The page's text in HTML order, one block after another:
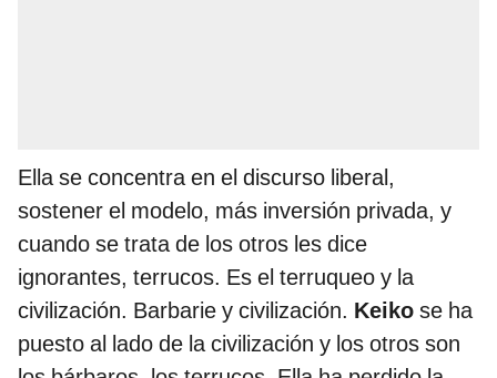
Ella se concentra en el discurso liberal,
sostener el modelo, más inversión privada, y
cuando se trata de los otros les dice
ignorantes, terrucos. Es el terruqueo y la
civilización. Barbarie y civilización. Keiko se ha
puesto al lado de la civilización y los otros son